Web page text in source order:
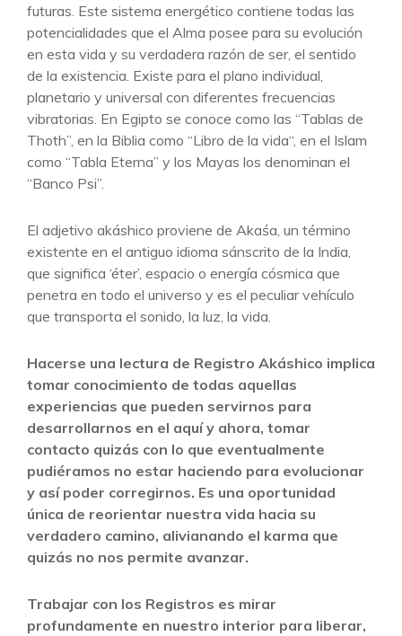
futuras. Este sistema energético contiene todas las
potencialidades que el Alma posee para su evolución
en esta vida y su verdadera razón de ser, el sentido
de la existencia. Existe para el plano individual,
planetario y universal con diferentes frecuencias
vibratorias. En Egipto se conoce como las “Tablas de
Thoth”, en la Biblia como “Libro de la vida“, en el Islam
como “Tabla Eterna” y los Mayas los denominan el
“Banco Psi”.
El adjetivo akáshico proviene de Akaśa, un término
existente en el antiguo idioma sánscrito de la India,
que significa ‘éter’, espacio o energía cósmica que
penetra en todo el universo y es el peculiar vehículo
que transporta el sonido, la luz, la vida.
Hacerse una lectura de Registro Akáshico implica
tomar conocimiento de todas aquellas
experiencias que pueden servirnos para
desarrollarnos en el aquí y ahora, tomar
contacto quizás con lo que eventualmente
pudiéramos no estar haciendo para evolucionar
y así poder corregirnos. Es una oportunidad
única de reorientar nuestra vida hacia su
verdadero camino, alivianando el karma que
quizás no nos permite avanzar.
Trabajar con los Registros es mirar
profundamente en nuestro interior para liberar,